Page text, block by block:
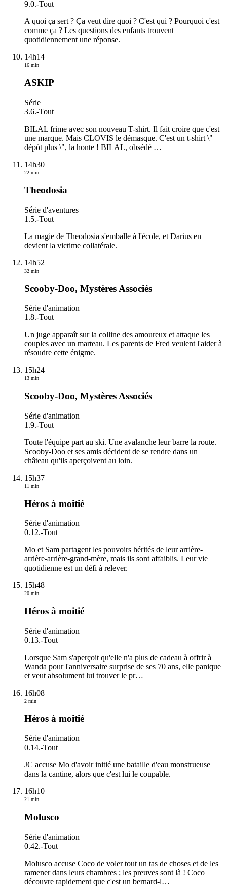
9.0.-Tout
A quoi ça sert ? Ça veut dire quoi ? C'est qui ? Pourquoi c'est
comme ça ? Les questions des enfants trouvent
quotidiennement une réponse.
14h14
16 min
ASKIP
Série
3.6.-Tout
BILAL frime avec son nouveau T-shirt. Il fait croire que c'est
une marque. Mais CLOVIS le démasque. C'est un t-shirt \"
dépôt plus \", la honte ! BILAL, obsédé …
14h30
22 min
Theodosia
Série d'aventures
1.5.-Tout
La magie de Theodosia s'emballe à l'école, et Darius en
devient la victime collatérale.
14h52
32 min
Scooby-Doo, Mystères Associés
Série d'animation
1.8.-Tout
Un juge apparaît sur la colline des amoureux et attaque les
couples avec un marteau. Les parents de Fred veulent l'aider à
résoudre cette énigme.
15h24
13 min
Scooby-Doo, Mystères Associés
Série d'animation
1.9.-Tout
Toute l'équipe part au ski. Une avalanche leur barre la route.
Scooby-Doo et ses amis décident de se rendre dans un
château qu'ils aperçoivent au loin.
15h37
11 min
Héros à moitié
Série d'animation
0.12.-Tout
Mo et Sam partagent les pouvoirs hérités de leur arrière-
arrière-arrière-grand-mère, mais ils sont affaiblis. Leur vie
quotidienne est un défi à relever.
15h48
20 min
Héros à moitié
Série d'animation
0.13.-Tout
Lorsque Sam s'aperçoit qu'elle n'a plus de cadeau à offrir à
Wanda pour l'anniversaire surprise de ses 70 ans, elle panique
et veut absolument lui trouver le pr…
16h08
2 min
Héros à moitié
Série d'animation
0.14.-Tout
JC accuse Mo d'avoir initié une bataille d'eau monstrueuse
dans la cantine, alors que c'est lui le coupable.
16h10
21 min
Molusco
Série d'animation
0.42.-Tout
Molusco accuse Coco de voler tout un tas de choses et de les
ramener dans leurs chambres ; les preuves sont là ! Coco
découvre rapidement que c'est un bernard-l…